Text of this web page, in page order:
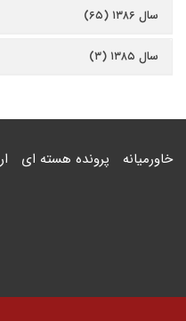
سال ۱۳۸۶ (۶۵)
سال ۱۳۸۵ (۳)
خاورمیانه پرونده هسته ای